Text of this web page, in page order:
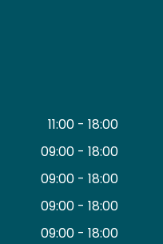
11:00 - 18:00
09:00 - 18:00
09:00 - 18:00
09:00 - 18:00
09:00 - 18:00